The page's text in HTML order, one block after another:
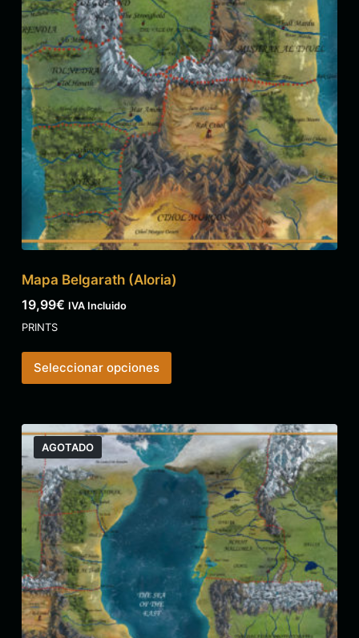
Mapa Belgarath (Aloria)
19,99€ IVA Incluido
PRINTS
Seleccionar opciones
AGOTADO